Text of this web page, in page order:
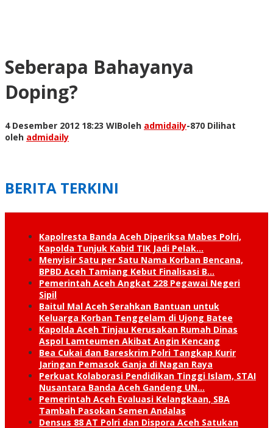
Seberapa Bahayanya
Doping?
4 Desember 2012 18:23 WIBoleh admidaily-870 Dilihat
oleh admidaily
BERITA TERKINI
Kapolresta Banda Aceh Diperiksa Mabes Polri,
Kapolda Tunjuk Kabid TIK Jadi Pelak…
Menyisir Satu per Satu Nama Korban Bencana,
BPBD Aceh Tamiang Kebut Finalisasi B…
Pemerintah Aceh Angkat 228 Pegawai Negeri
Sipil
Baitul Mal Aceh Serahkan Bantuan untuk
Keluarga Korban Tenggelam di Ujong Batee
Kapolda Aceh Tinjau Kerusakan Rumah Dinas
Aspol Lamteumen Akibat Angin Kencang
Bea Cukai dan Bareskrim Polri Tangkap Kurir
Jaringan Pemasok Ganja di Nagan Raya
Perkuat Kolaborasi Pendidikan Tinggi Islam, STAI
Nusantara Banda Aceh Gandeng UN…
Pemerintah Aceh Evaluasi Kelangkaan, SBA
Tambah Pasokan Semen Andalas
Densus 88 AT Polri dan Dispora Aceh Satukan